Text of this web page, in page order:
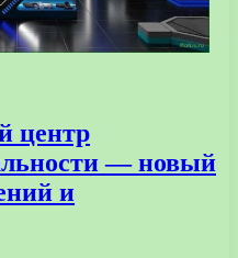
центр
— новый
и